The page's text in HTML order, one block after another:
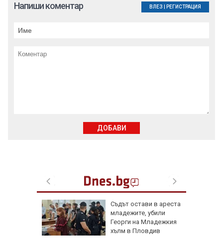
Съдът остави в ареста
младежите, убили
Георги на Младежкия
хълм в Пловдив
Напиши коментар ВЛЕЗ РЕГИСТРАЦИЯ
ДОБАВИ